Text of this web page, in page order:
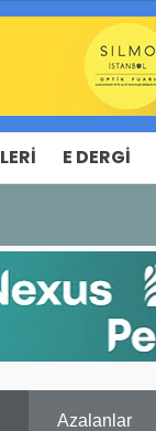
E DERGI
Azalanlar